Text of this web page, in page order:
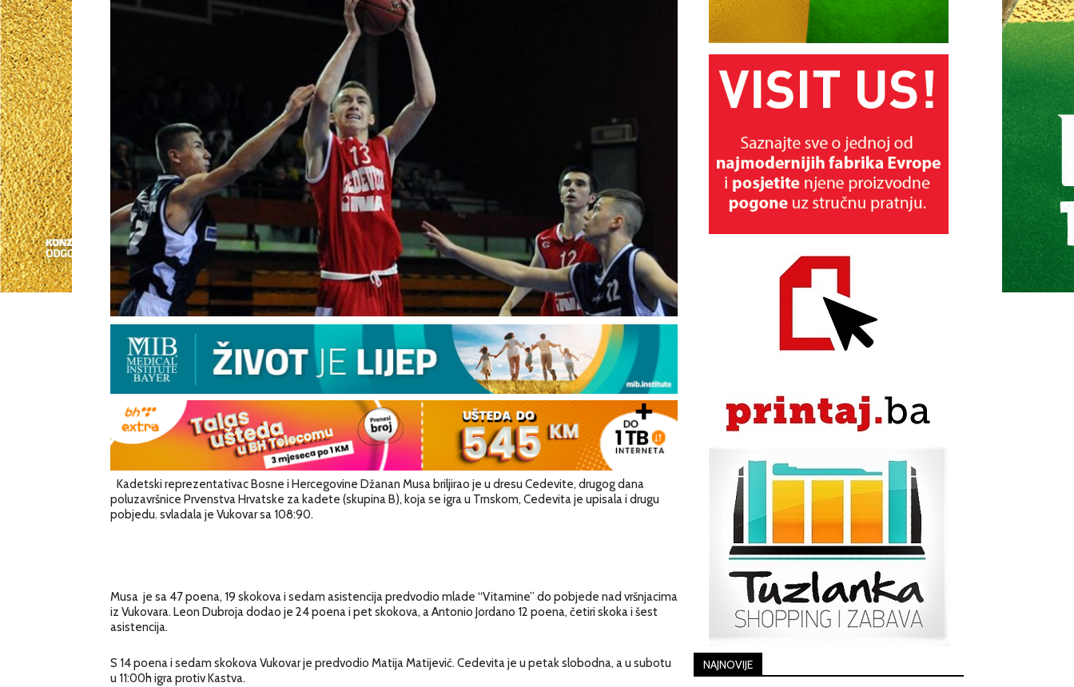
Kadetski reprezentativac Bosne i Hercegovine Džanan Musa briljirao je u dresu Cedevite, drugog dana
poluzavršnice Prvenstva Hrvatske za kadete (skupina B), koja se igra u Trnskom, Cedevita je upisala i drugu
pobjedu. svladala je Vukovar sa 108:90.
Musa je sa 47 poena, 19 skokova i sedam asistencija predvodio mlade “Vitamine” do pobjede nad vršnjacima
iz Vukovara. Leon Dubroja dodao je 24 poena i pet skokova, a Antonio Jordano 12 poena, četiri skoka i šest
asistencija.
S 14 poena i sedam skokova Vukovar je predvodio Matija Matijević. Cedevita je u petak slobodna, a u subotu
u 11:00h igra protiv Kastva.
NAJNOVIJE